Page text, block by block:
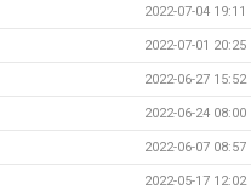
2022-07-04 19:11
2022-07-01 20:25
2022-06-27 15:52
2022-06-24 08:00
2022-06-07 08:57
2022-05-17 12:02